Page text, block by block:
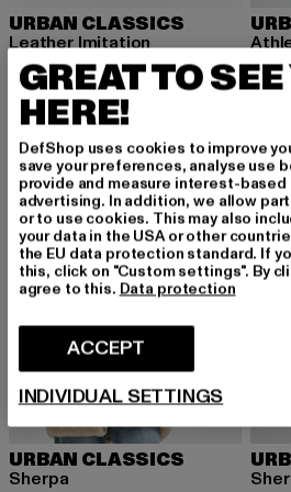
URBAN CLASSICS
Leather Imitation
141,60 DKK
Nuværende pris: 141,60 DKK
236,00 DKKKampagnepris:
NY -40%
URBAN CLASSICS
Sherpa
-40%
GREAT TO
HERE!
DefShop uses cookies to improve
save your preferences, analyse use
provide and measure interest-
advertising. In addition, we allow
or to use cookies. This may also
your data in the USA or other
the EU data protection standard. If
this, click on "Custom settings". By
agree to this. Data protection
ACCEPT
INDIVIDUAL SETTINGS